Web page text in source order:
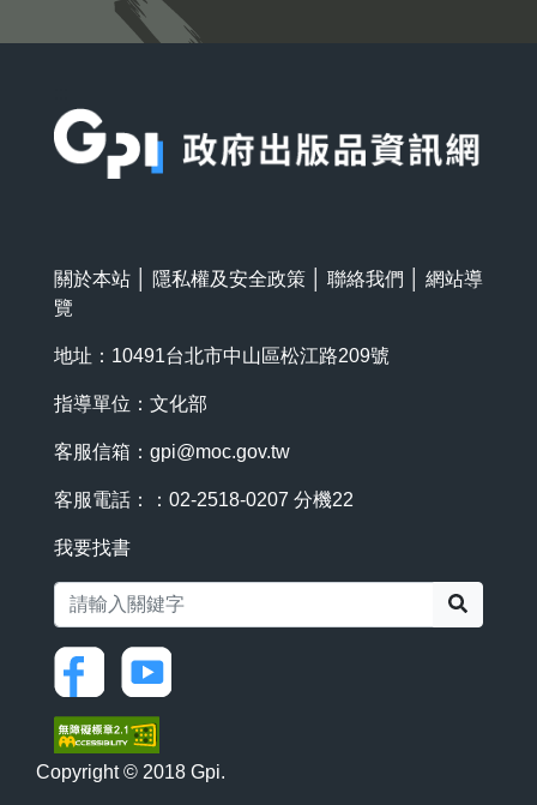
關於本站 隱私權及安全政策 聯絡我們
網站導
覽
地址：10491台北市中山區松江路209號
指導單位：文化部
客服信箱： gpi@moc.gov.tw
客服電話：：02-2518-0207 分機22
我要找書
Copyright © 2018 Gpi.